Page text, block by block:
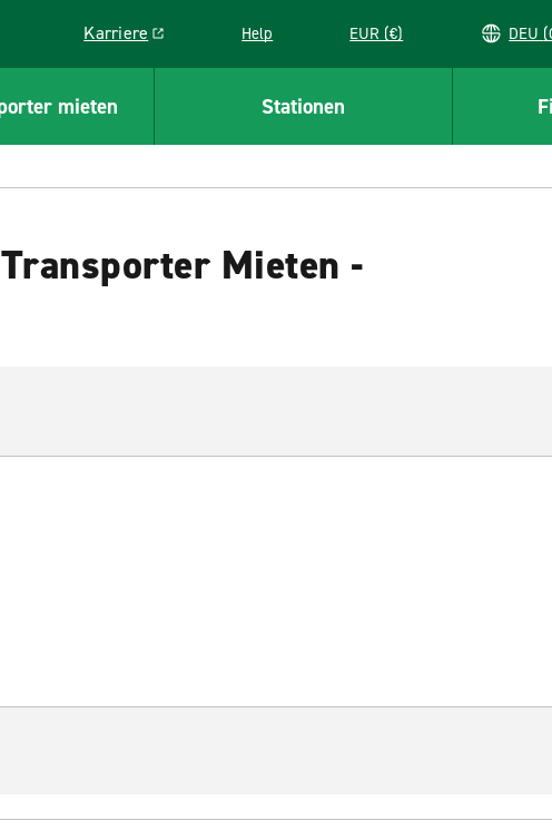
Karriere
Link opens in a new window
Help EUR (€)
mieten Stationen
Mieten -